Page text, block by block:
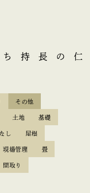
英仁の
その他
土地 基礎
し 屋根
現場管理 畳
間取り